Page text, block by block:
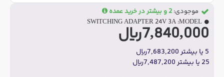
7,840,000ریال
5 یا بیشتر 7,683,200ریال
25 یا بیشتر 7,487,200ریال
موجودی: 2 و بیشتر در خرید عمده
MODEL:
SWITCHING ADAPTER 24V 3A